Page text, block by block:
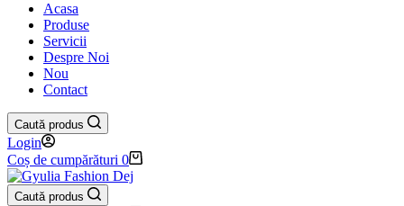
Acasa
Produse
Servicii
Despre Noi
Nou
Contact
Caută produs
Login
Coș de cumpărături 0
Caută produs